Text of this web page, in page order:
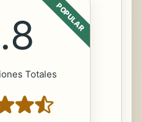
POPULAR
Totales